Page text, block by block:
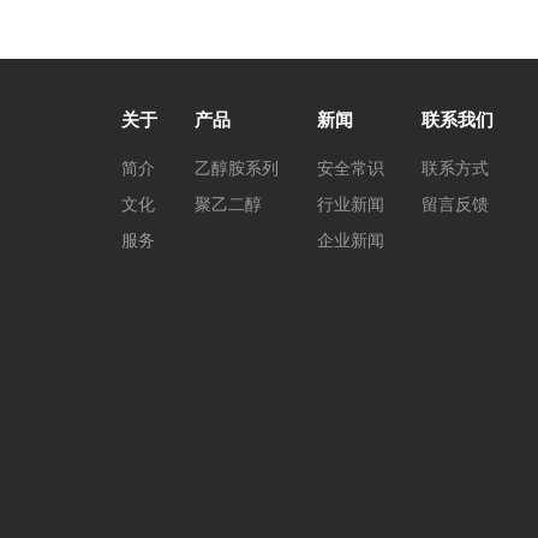
关于
简介
文化
服务
产品
乙醇胺系列
聚乙二醇
新闻
安全常识
行业新闻
企业新闻
联系我们
联系方式
留言反馈